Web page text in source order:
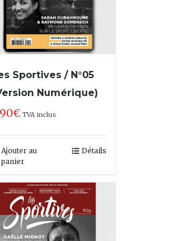
Sportives / N°05
Numérique)
€ TVA inclus
Ajouter au
panier
Détails